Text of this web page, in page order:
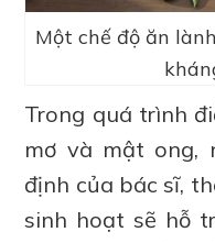
Một chế độ ăn
Trong quá trình
mơ và mật ong,
định của bác sĩ,
sinh hoạt sẽ hỗ